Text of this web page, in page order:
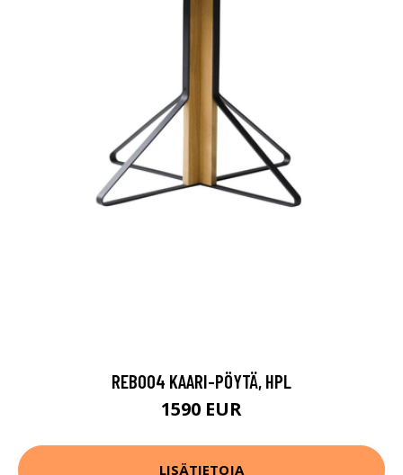
REB004 KAARI-PÖYTÄ, HPL
1590 EUR
LISÄTIETOJA